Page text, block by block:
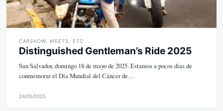
CARSHOW, MEETS, ETC
Distinguished Gentleman’s Ride 2025
San Salvador, domingo 18 de mayo de 2025. Estamos a pocos días de
conmemorar el Día Mundial del Cáncer de…
24/05/2025